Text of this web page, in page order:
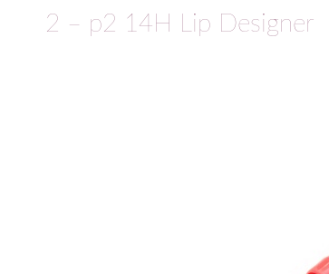
2 – p2 14H Lip Designer